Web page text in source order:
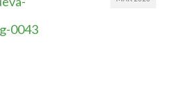
0043